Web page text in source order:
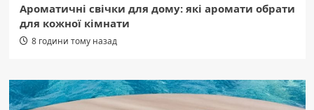
Ароматичні свічки для дому: які аромати обрати
для кожної кімнати
8 години тому назад